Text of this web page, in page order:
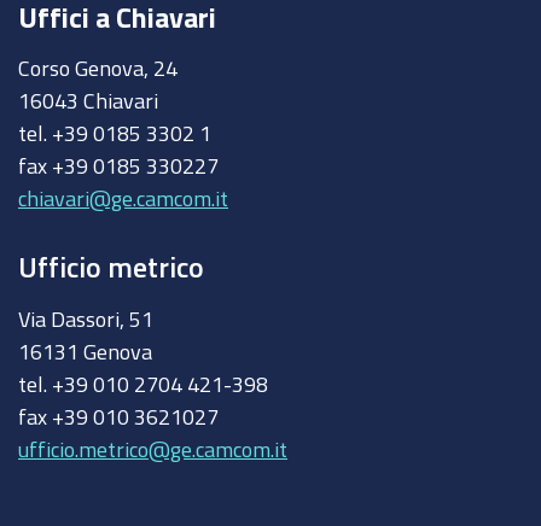
Uffici a Chiavari
Corso Genova, 24
16043 Chiavari
tel. +39 0185 3302 1
fax +39 0185 330227
chiavari@ge.camcom.it
Ufficio metrico
Via Dassori, 51
16131 Genova
tel. +39 010 2704 421-398
fax +39 010 3621027
ufficio.metrico@ge.camcom.it